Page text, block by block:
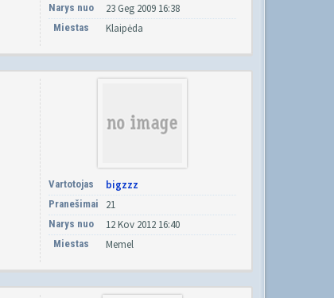
Narys nuo 23 Geg 2009 16:38
Miestas Klaipėda
Vartotojas bigzzz
Pranešimai 21
Narys nuo 12 Kov 2012 16:40
Miestas Memel